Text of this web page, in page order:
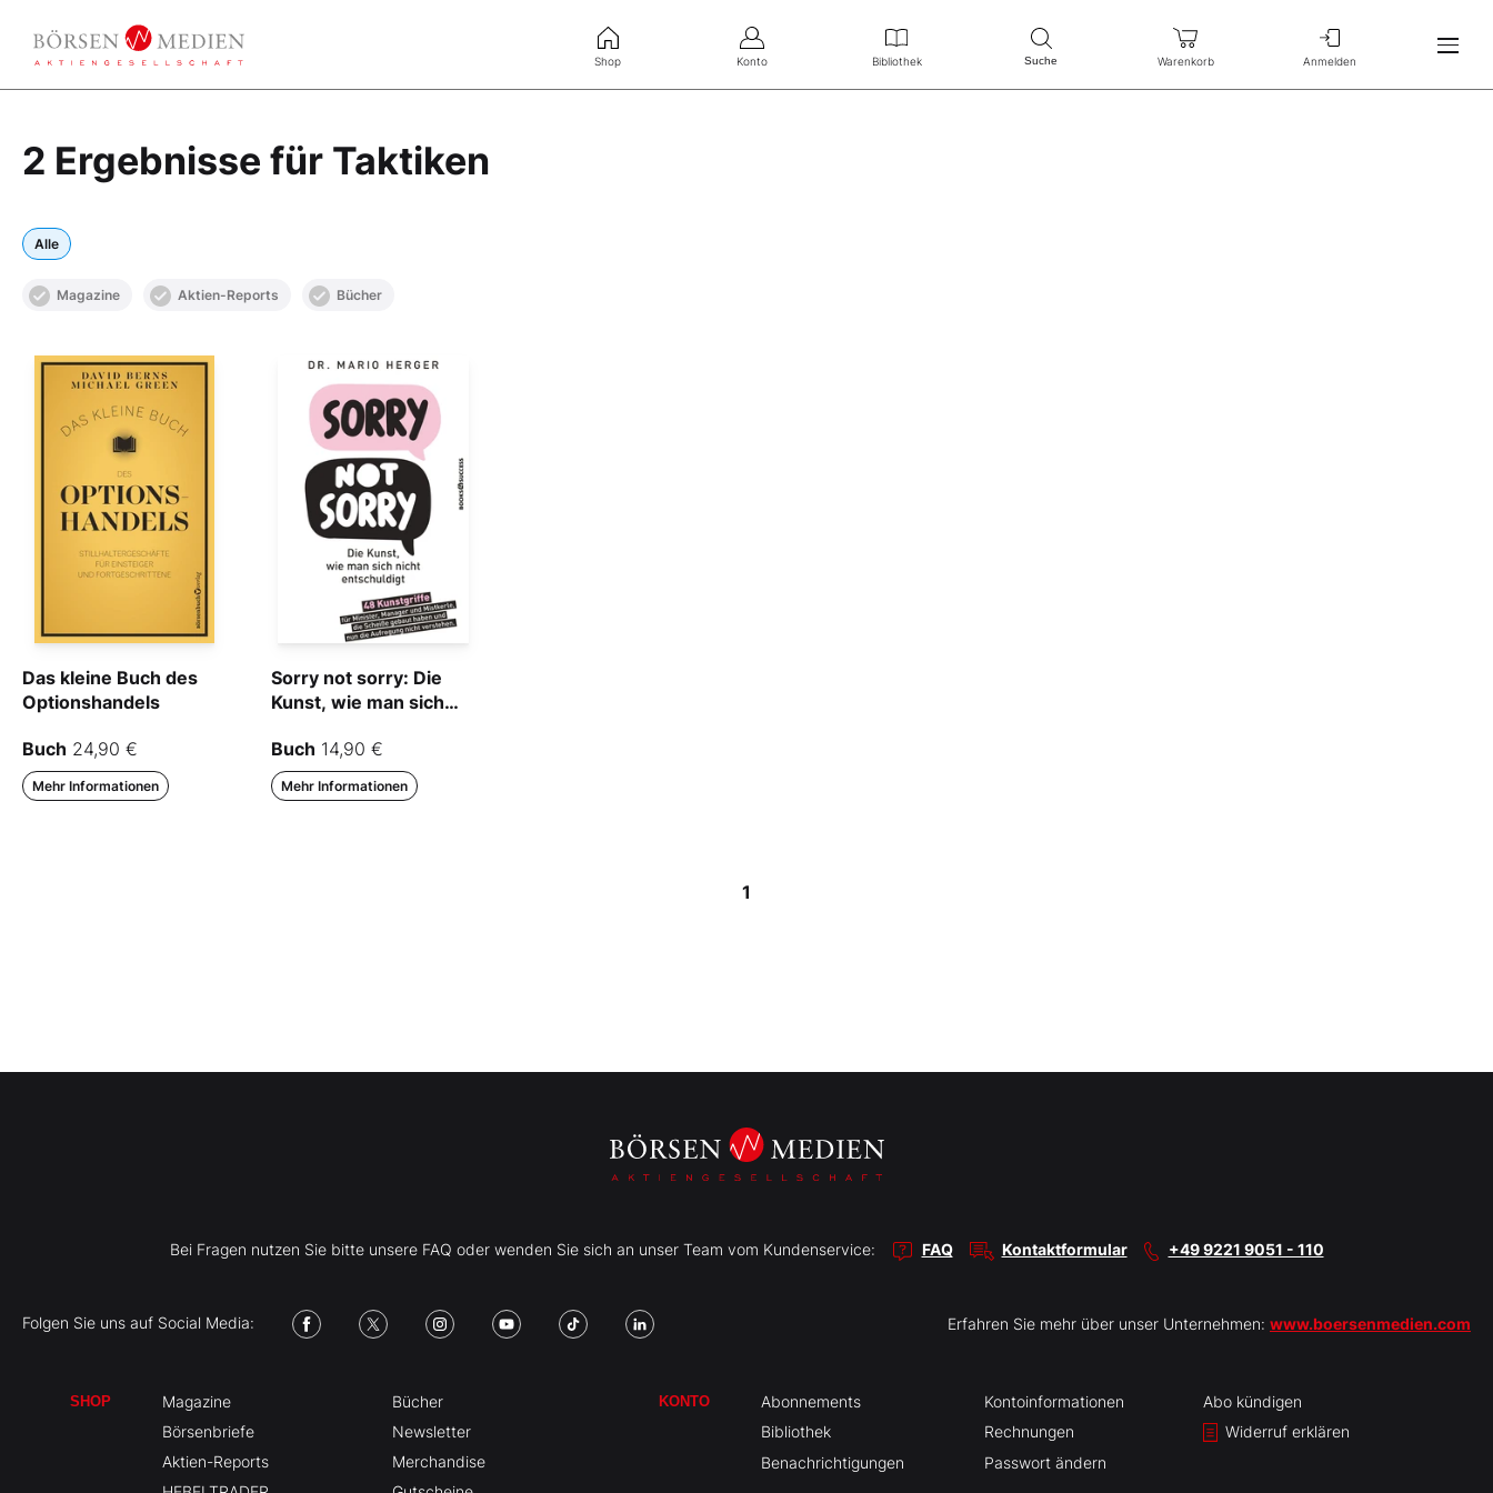
Shop Konto Bibliothek Suche Warenkorb Anmelden
2 Ergebnisse für Taktiken
Alle
Magazine Aktien-Reports Bücher
Das kleine Buch des
Optionshandels
Buch 24,90 €
Mehr Informationen
Sorry not sorry: Die
Kunst, wie man sich
Buch 14,90 €
Mehr Informationen
1
Bei Fragen nutzen Sie bitte unsere FAQ oder wenden Sie sich an unser Team vom Kundenservice: FAQ Kontaktformular +49 9221 9051 - 110
Folgen Sie uns auf Social Media: Erfahren Sie mehr über unser Unternehmen: www.boersenmedien.com
SHOP
Magazine
Börsenbriefe
Aktien-Reports
Bücher
Newsletter
Merchandise
KONTO
Abonnements
Bibliothek
Benachrichtigungen
Kontoinformationen
Rechnungen
Passwort ändern
Abo kündigen
Widerruf erklären